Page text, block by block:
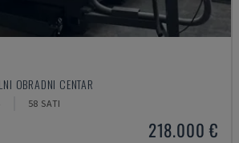
OBRADNI CENTAR
58 SATI
218.000 €